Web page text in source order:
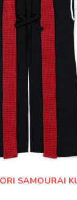
SAMOURAI